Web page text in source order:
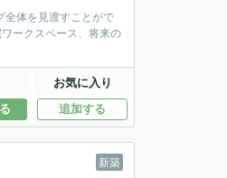
全体を見渡すことがで
お気に入り
追加する
新築